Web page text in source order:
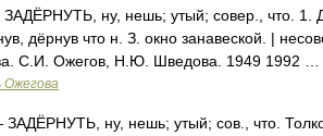
ну, нешь; утый; совер., что. 1.
дёрнув что н. З. окно занавеской. |
С.И. Ожегов, Н.Ю. Шведова. 1949 1992 …
Ожегова
ну, нешь; утый; сов., что.